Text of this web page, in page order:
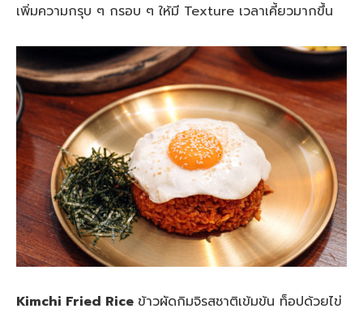
เพิ่มความกรุบ ๆ กรอบ ๆ ให้มี Texture เวลาเคี้ยวมากขึ้น
Kimchi Fried Rice ข้าวผัดกิมจิรสชาติเข้มข้น ท็อปด้วยไข่